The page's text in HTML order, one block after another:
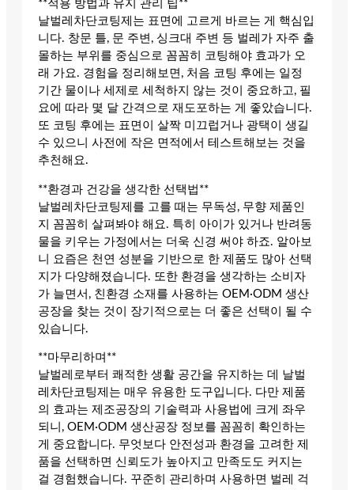
**적용 방법과 유지 관리 팁**
날벌레차단코팅제는 표면에 고르게 바르는 게 핵심입
니다. 창문 틀, 문 주변, 싱크대 주변 등 벌레가 자주 출
몰하는 부위를 중심으로 꼼꼼히 코팅해야 효과가 오
래 가요. 경험을 정리해보면, 처음 코팅 후에는 일정
기간 물이나 세제로 세척하지 않는 것이 중요하고, 필
요에 따라 몇 달 간격으로 재도포하는 게 좋았습니다.
또 코팅 후에는 표면이 살짝 미끄럽거나 광택이 생길
수 있으니 사전에 작은 면적에서 테스트해보는 것을
추천해요.
**환경과 건강을 생각한 선택법**
날벌레차단코팅제를 고를 때는 무독성, 무향 제품인
지 꼼꼼히 살펴봐야 해요. 특히 아이가 있거나 반려동
물을 키우는 가정에서는 더욱 신경 써야 하죠. 알아보
니 요즘은 천연 성분을 기반으로 한 제품도 많아 선택
지가 다양해졌습니다. 또한 환경을 생각하는 소비자
가 늘면서, 친환경 소재를 사용하는 OEM·ODM 생산
공장을 찾는 것이 장기적으로는 더 좋은 선택이 될 수
있습니다.
**마무리하며**
날벌레로부터 쾌적한 생활 공간을 유지하는 데 날벌
레차단코팅제는 매우 유용한 도구입니다. 다만 제품
의 효과는 제조공장의 기술력과 사용법에 크게 좌우
되니, OEM·ODM 생산공장 정보를 꼼꼼히 확인하는
게 중요합니다. 무엇보다 안전성과 환경을 고려한 제
품을 선택하면 신뢰도가 높아지고 만족도도 커지는
걸 경험했습니다. 꾸준히 관리하며 사용하면 벌레 걱